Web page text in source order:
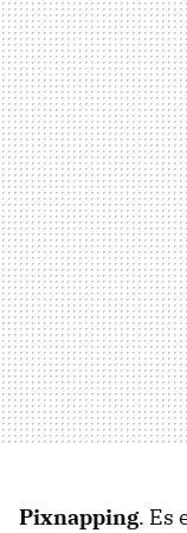
Pixnapping. Es